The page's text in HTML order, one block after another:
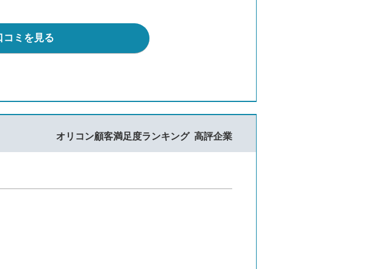
コミを見る
オリコン顧客満足度ランキング 高評企業